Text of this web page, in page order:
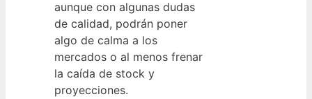
aunque con algunas dudas
de calidad, podrán poner
algo de calma a los
mercados o al menos frenar
la caída de stock y
proyecciones.